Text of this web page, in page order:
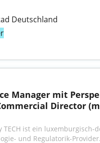
Deutschland
Manager mit
Director
TECH ist ein luxemburgisch-
und Regulatorik-